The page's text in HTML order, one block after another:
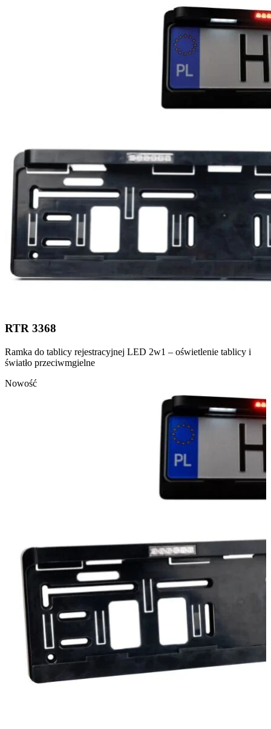
RTR 3368
Ramka do tablicy rejestracyjnej LED 2w1 – oświetlenie tablicy i
światło przeciwmgielne
Nowość